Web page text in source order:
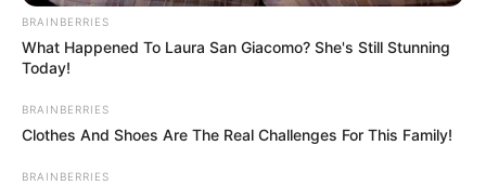
BRAINBERRIES
What Happened To Laura San Giacomo? She's Still Stunning
Today!
BRAINBERRIES
Clothes And Shoes Are The Real Challenges For This Family!
BRAINBERRIES